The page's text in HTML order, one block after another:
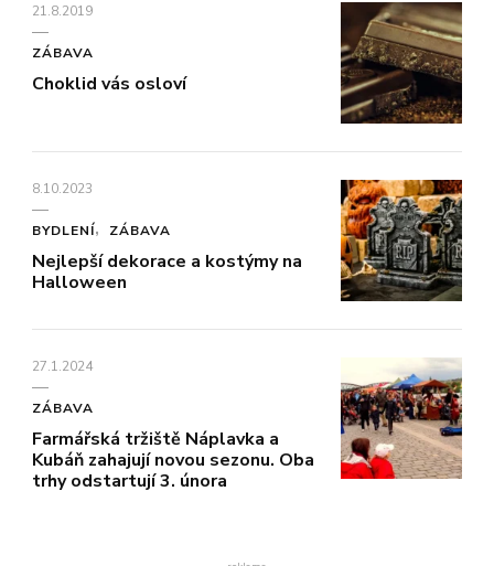
21.8.2019
ZÁBAVA
Choklid vás osloví
8.10.2023
BYDLENÍ ZÁBAVA
Nejlepší dekorace a kostýmy na
Halloween
27.1.2024
ZÁBAVA
Farmářská tržiště Náplavka a
Kubáň zahajují novou sezonu. Oba
trhy odstartují 3. února